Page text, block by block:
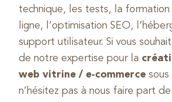
technique, les tests, la formation
ligne, l’optimisation SEO,
support utilisateur. Si vous
de notre expertise pour la
web vitrine / e-commerce sous
n’hésitez pas à nous faire part